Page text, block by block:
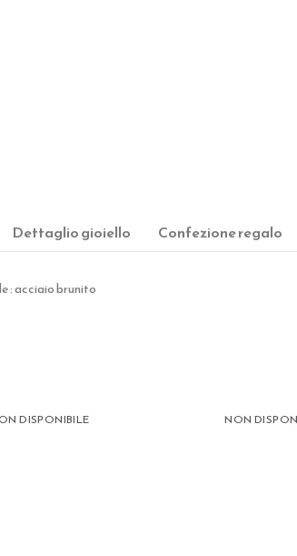
Dettaglio gioiello Confezione regalo
: acciaio brunito
DISPONIBILE NON